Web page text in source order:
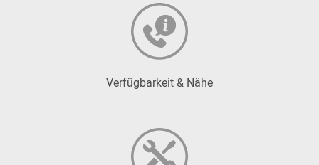
Verfügbarkeit & Nähe